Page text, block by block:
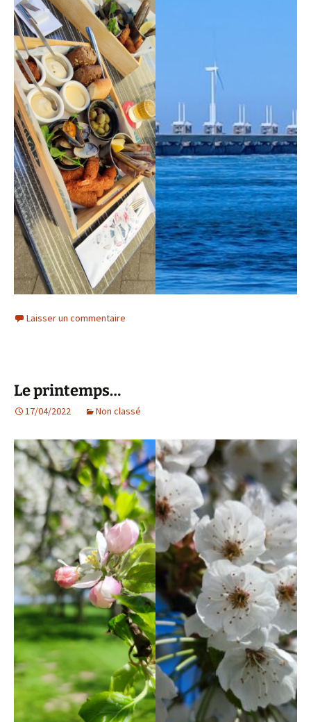
Laisser un commentaire
Le printemps…
17/04/2022 Non classé